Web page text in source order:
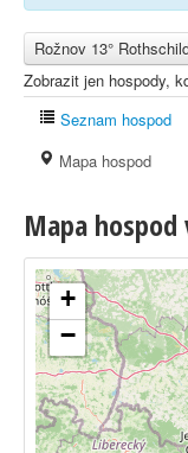
Rožnov 13°
Zobrazit jen hospody,
Seznam hospod
Mapa hospod
Mapa
+
−